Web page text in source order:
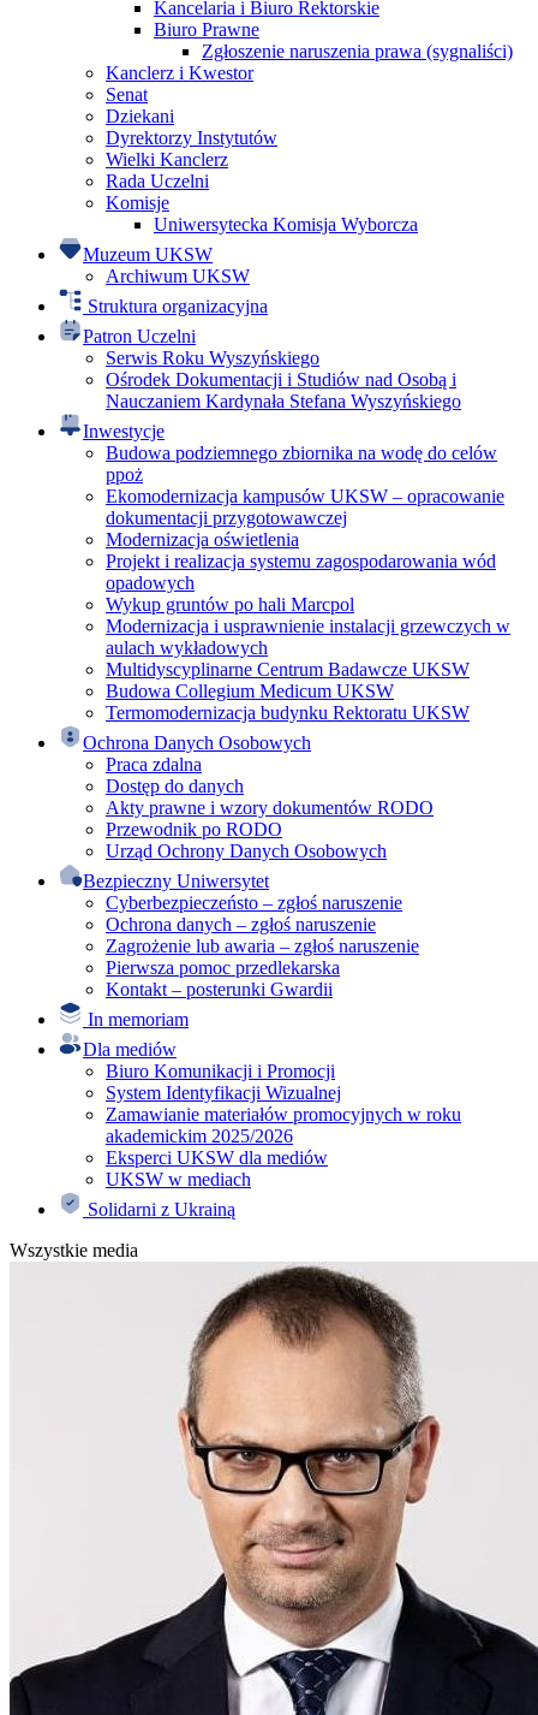
Kancelaria i Biuro Rektorskie
Biuro Prawne
Zgłoszenie naruszenia prawa (sygnaliści)
Kanclerz i Kwestor
Senat
Dziekani
Dyrektorzy Instytutów
Wielki Kanclerz
Rada Uczelni
Komisje
Uniwersytecka Komisja Wyborcza
Muzeum UKSW
Archiwum UKSW
Struktura organizacyjna
Patron Uczelni
Serwis Roku Wyszyńskiego
Ośrodek Dokumentacji i Studiów nad Osobą i
Nauczaniem Kardynała Stefana Wyszyńskiego
Inwestycje
Budowa podziemnego zbiornika na wodę do celów
ppoż
Ekomodernizacja kampusów UKSW – opracowanie
dokumentacji przygotowawczej
Modernizacja oświetlenia
Projekt i realizacja systemu zagospodarowania wód
opadowych
Wykup gruntów po hali Marcpol
Modernizacja i usprawnienie instalacji grzewczych w
aulach wykładowych
Multidyscyplinarne Centrum Badawcze UKSW
Budowa Collegium Medicum UKSW
Termomodernizacja budynku Rektoratu UKSW
Ochrona Danych Osobowych
Praca zdalna
Dostęp do danych
Akty prawne i wzory dokumentów RODO
Przewodnik po RODO
Urząd Ochrony Danych Osobowych
Bezpieczny Uniwersytet
Cyberbezpieczeństo – zgłoś naruszenie
Ochrona danych – zgłoś naruszenie
Zagrożenie lub awaria – zgłoś naruszenie
Pierwsza pomoc przedlekarska
Kontakt – posterunki Gwardii
In memoriam
Dla mediów
Biuro Komunikacji i Promocji
System Identyfikacji Wizualnej
Zamawianie materiałów promocyjnych w roku
akademickim 2025/2026
Eksperci UKSW dla mediów
UKSW w mediach
Solidarni z Ukrainą
Wszystkie media